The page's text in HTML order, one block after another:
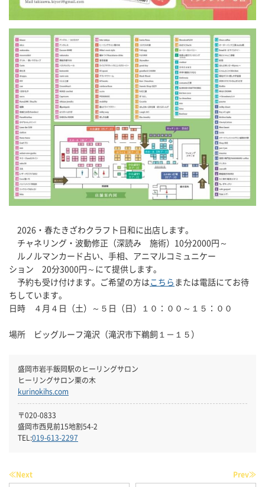
2026・春たきざわクラフト日和に出店します。
チャネリング・波動修正（深読み 施術）10分2000円～
ルノルマンカード占い、手相、アニマルコミュニケー
ション 20分3000円～にて提供します。
予約も受け付けます。ご希望の方はこちら または電話にてお待
ちしています。
日時 ４月４日（土）～５日（日）１０：００～１５：００
場所 ビッグルーフ滝沢（滝沢市下鵜飼１－１５）
盛岡市岩⼿飯岡駅のヒーリングサロン
ヒーリングサロン栗の木
kurinokihs.com
〒020-0833
盛岡市西見前15地割54-2
TEL:019-613-2297
≪Next
Prev≫